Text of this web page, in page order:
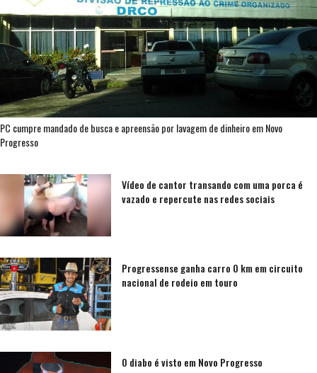
PC cumpre mandado de busca e apreensão por lavagem de dinheiro em Novo
Progresso
Vídeo de cantor transando com uma porca é
vazado e repercute nas redes sociais
Progressense ganha carro 0 km em circuito
nacional de rodeio em touro
O diabo é visto em Novo Progresso